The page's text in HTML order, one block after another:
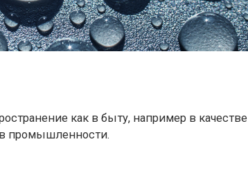
как в быту, например в качестве
в промышленности.